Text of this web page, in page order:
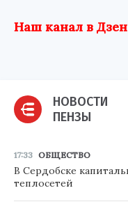
Наш канал в Дзен
НОВОСТИ
ПЕНЗЫ
17:33 ОБЩЕСТВО
В Сердобске
теплосетей